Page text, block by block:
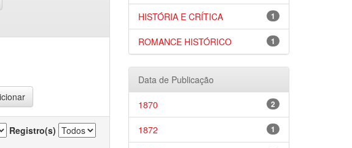
Registro(s)
1
HISTÓRIA E CRÍTICA
1
ROMANCE HISTÓRICO
Data de Publicação
2
1870
1
1872